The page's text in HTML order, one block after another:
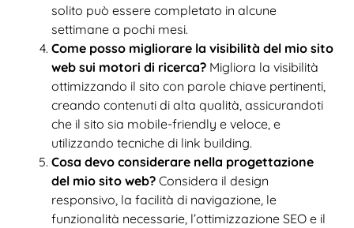
solito può essere completato in alcune
settimane a pochi mesi.
Come posso migliorare la visibilità del mio sito
web sui motori di ricerca? Migliora la visibilità
ottimizzando il sito con parole chiave pertinenti,
creando contenuti di alta qualità, assicurandoti
che il sito sia mobile-friendly e veloce, e
utilizzando tecniche di link building.
Cosa devo considerare nella progettazione
del mio sito web? Considera il design
responsivo, la facilità di navigazione, le
funzionalità necessarie, l’ottimizzazione SEO e il